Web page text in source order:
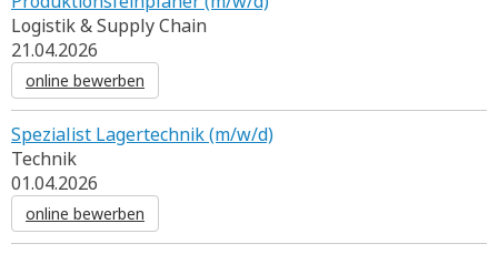
Logistik & Supply Chain
21.04.2026
online bewerben
Spezialist Lagertechnik (m/w/d)
Technik
01.04.2026
online bewerben